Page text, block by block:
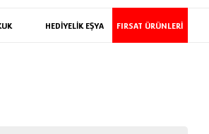
HEDİYELİK EŞYA FIRSAT ÜRÜNLERİ